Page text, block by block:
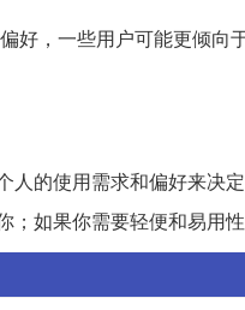
好，一些用户可能更倾
的使用需求和偏好来决定
如果你需要轻便和易用性